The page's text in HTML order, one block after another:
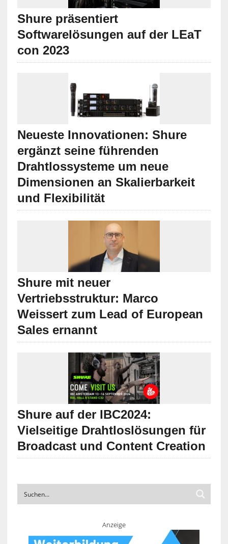
Shure präsentiert
Softwarelösungen auf der LEaT
con 2023
Neueste Innovationen: Shure
ergänzt seine führenden
Drahtlossysteme um neue
Dimensionen an Skalierbarkeit
und Flexibilität
Shure mit neuer
Vertriebsstruktur: Marco
Weissert zum Lead of European
Sales ernannt
Shure auf der IBC2024:
Vielseitige Drahtloslösungen für
Broadcast und Content Creation
Anzeige